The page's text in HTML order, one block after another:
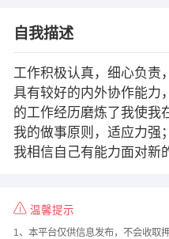
自我描述
工作积极认真，细心负责
具有较好的内外协作能力
的工作经历磨炼了我使我
我的做事原则，适应力强
我相信自己有能力面对新
温馨提示
1、本平台仅供信息发布，不会收取